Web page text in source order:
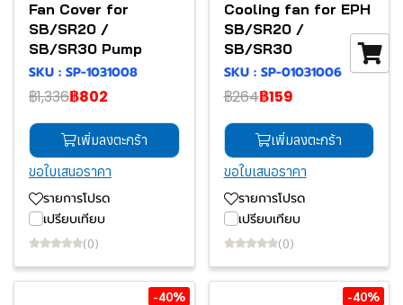
Fan Cover for
SB/SR20 /
SB/SR30 Pump
SKU : SP-1031008
฿1,336฿802
เพิ่มลงตะกร้า
ขอใบเสนอราคา
รายการโปรด
เปรียบเทียบ
(0)
Cooling fan for EPH
SB/SR20 /
SB/SR30
SKU : SP-01031006
฿264฿159
เพิ่มลงตะกร้า
ขอใบเสนอราคา
รายการโปรด
เปรียบเทียบ
(0)
-40% -40%